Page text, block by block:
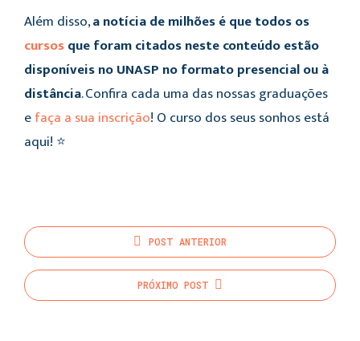
Além disso,a notícia de milhões é que todos os
cursosque foram citados neste conteúdo estão
disponíveis no UNASP no formato presencial ou à
distância. Confira cada uma das nossas graduações
efaça a sua inscrição! O curso dos seus sonhos está
aqui! ⭐
POST ANTERIOR
PRÓXIMO POST